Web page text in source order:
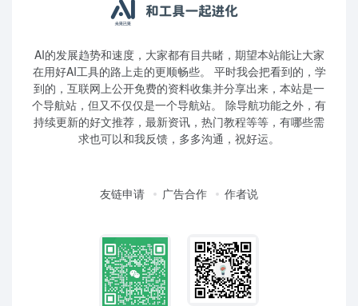
AI的发展趋势和速度，大家都有目共睹，期望本站能让大家
在用好AI工具的路上走的更顺畅些。 平时我会把看到的，学
到的，互联网上公开免费的资料收集并分享出来，本站是一
个导航站，但又不仅仅是一个导航站。 除导航功能之外，有
持续更新的好文推荐，最新资讯，热门教程等等，有哪些需
求也可以和我反馈，多多沟通，祝好运。
友链申请 广告合作 作者说